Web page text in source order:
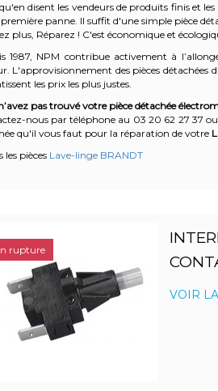
disent les vendeurs de produits finis et
première panne. Il suffit d'une simple pièce
plus, Réparez ! C'est économique et
1987, NPM contribue activement à
L'approvisionnement des pièces
les prix les plus justes.
pas trouvé votre pièce détachée
nous par téléphone au 03 20 62 27 37 ou
qu'il vous faut pour la réparation de votre
les pièces Lave-linge BRANDT
VOIR
rupture